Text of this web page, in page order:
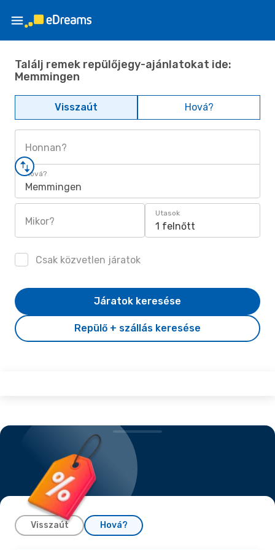
Találj remek repülőjegy-ajánlatokat ide:
Memmingen
Visszaút Hová?
Honnan?
Hová?
Memmingen
Mikor?
Utasok
1 felnőtt
Csak közvetlen járatok
Repülő + szállás keresése
Járatok keresése
Visszaút Hová?